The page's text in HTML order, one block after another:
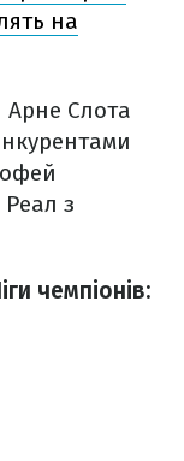
на
Арне Слота
з
чемпіонів: